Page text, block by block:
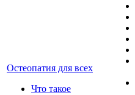
Остеопатия для всех
Что такое